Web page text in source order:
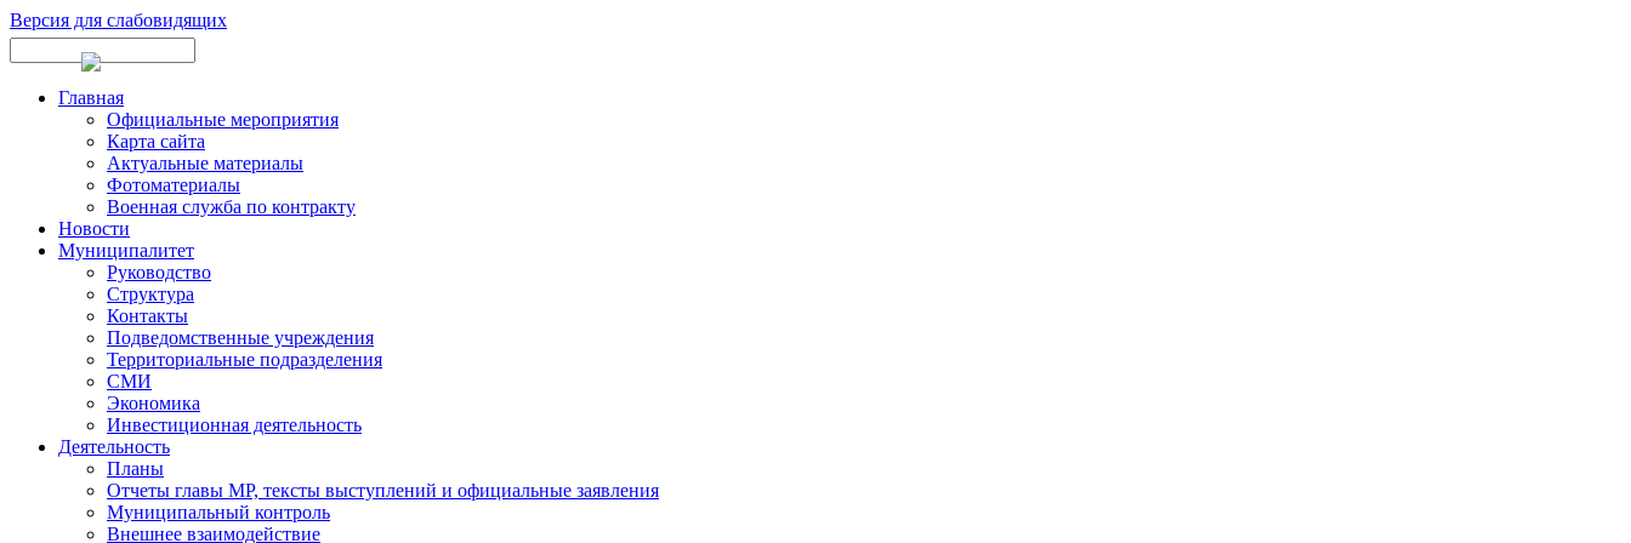
Версия для слабовидящих
Главная
Официальные мероприятия
Карта сайта
Актуальные материалы
Фотоматериалы
Военная служба по контракту
Новости
Муниципалитет
Руководство
Структура
Контакты
Подведомственные учреждения
Территориальные подразделения
СМИ
Экономика
Инвестиционная деятельность
Деятельность
Планы
Отчеты главы МР, тексты выступлений и официальные заявления
Муниципальный контроль
Внешнее взаимодействие